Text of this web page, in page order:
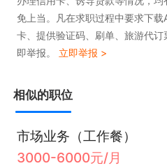
免上当。凡在求职过程中要求下
卡、提供验证码、刷单、旅游代
即举报。 立即举报 >
相似的职位
市场业务（工作餐）
3000-6000元/月